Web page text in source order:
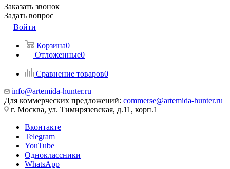
Заказать звонок
Задать вопрос
Войти
Корзина0
Отложенные0
Сравнение товаров0
info@artemida-hunter.ru
Для коммерческих предложений: commerse@artemida-hunter.ru
г. Москва, ул. Тимирязевская, д.11, корп.1
Вконтакте
Telegram
YouTube
Одноклассники
WhatsApp